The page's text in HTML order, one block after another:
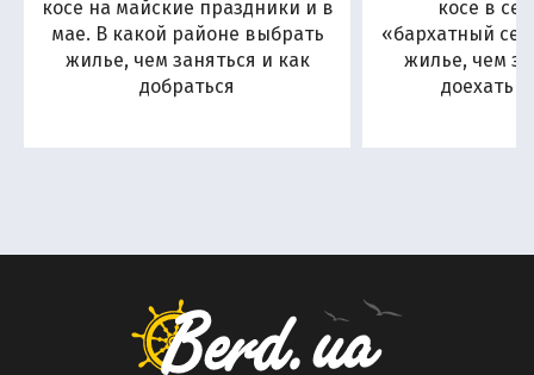
косе на майские праздники и в
мае. В какой районе выбрать
жилье, чем заняться и как
добраться
косе в
«бархатный
жилье, чем
доехать